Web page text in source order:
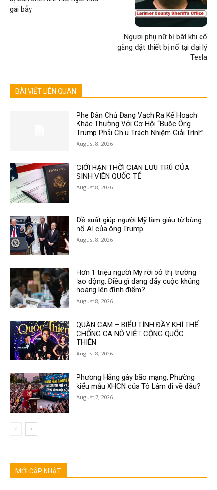
gài bẫy
Người phụ nữ bị bắt khi cố
gắng đặt thiết bị nổ tại đại lý
Tesla
BÀI VIẾT LIÊN QUAN
Phe Dân Chủ Đang Vạch Ra Kế Hoạch
Khác Thường Với Cơ Hội “Buộc Ông
Trump Phải Chịu Trách Nhiệm Giải Trình”.
August 8, 2026
GIỚI HẠN THỜI GIAN LƯU TRÚ CỦA
SINH VIÊN QUỐC TẾ
August 8, 2026
Đề xuất giúp người Mỹ làm giàu từ bùng
nổ AI của ông Trump
August 8, 2026
Hơn 1 triệu người Mỹ rời bỏ thị trường
lao động: Điều gì đang đẩy cuộc khủng
hoảng lên đỉnh điểm?
August 8, 2026
QUẬN CAM – BIỂU TÌNH ĐẦY KHÍ THẾ
CHỐNG CA NÔ VIỆT CỘNG QUỐC
THIÊN
August 8, 2026
Phương Hằng gây bão mạng, Phường
kiểu mẫu XHCN của Tô Lâm đi về đâu?
August 7, 2026
MỚI CẬP NHẬT